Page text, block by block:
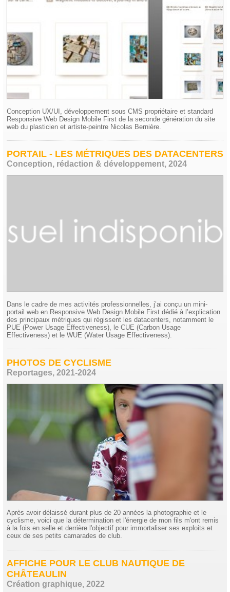
Conception UX/UI, développement sous CMS propriétaire et standard
Responsive Web Design Mobile First de la seconde génération du site
web du plasticien et artiste-peintre Nicolas Bernière.
PORTAIL - LES MÉTRIQUES DES DATACENTERS
Conception, rédaction & développement, 2024
Dans le cadre de mes activités professionnelles, j’ai conçu un mini-
portail web en Responsive Web Design Mobile First dédié à l’explication
des principaux métriques qui régissent les datacenters, notamment le
PUE (Power Usage Effectiveness), le CUE (Carbon Usage
Effectiveness) et le WUE (Water Usage Effectiveness).
PHOTOS DE CYCLISME
Reportages, 2021-2024
Après avoir délaissé durant plus de 20 années la photographie et le
cyclisme, voici que la détermination et l'énergie de mon fils m'ont remis
à la fois en selle et derrière l'objectif pour immortaliser ses exploits et
ceux de ses petits camarades de club.
AFFICHE POUR LE CLUB NAUTIQUE DE
CHÂTEAULIN
Création graphique, 2022